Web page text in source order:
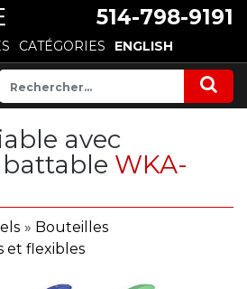
514-798-9191
CATÉGORIES ENGLISH
avec
WKA-
» Bouteilles
et flexibles